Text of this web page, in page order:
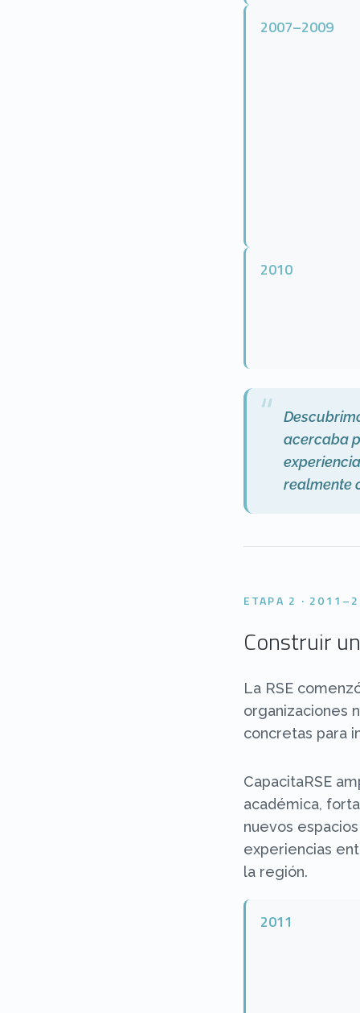
2007–2009
2010
“
acercaba
realmente
ETAPA 2 ·
Construir
La RSE
organizaciones
concretas para
CapacitaRSE
académica,
nuevos
experiencias
la región.
2011